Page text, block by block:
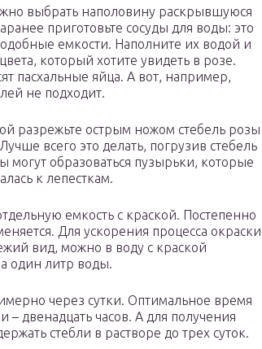
выбрать наполовину раскрывшуюся
приготовьте сосуды для воды: это
емкости. Наполните их водой и
который хотите увидеть в розе.
пасхальные яйца. А вот, например,
не подходит.
разрежьте острым ножом стебель розы
всего это делать, погрузив стебель
могут образоваться пузырьки, которые
к лепесткам.
емкость с краской. Постепенно
Для ускорения процесса окраски
вид, можно в воду с краской
один литр воды.
через сутки. Оптимальное время
двенадцать часов. А для получения
стебли в растворе до трех суток.